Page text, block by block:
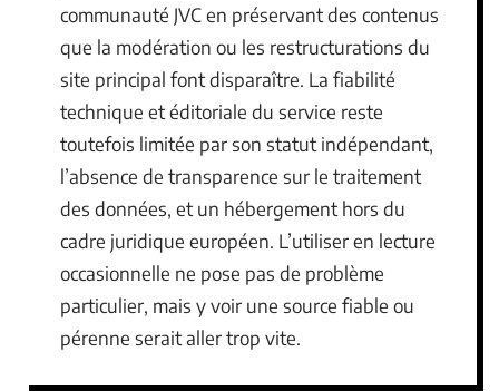
communauté JVC en préservant des contenus
que la modération ou les restructurations du
site principal font disparaître. La fiabilité
technique et éditoriale du service reste
toutefois limitée par son statut indépendant,
l’absence de transparence sur le traitement
des données, et un hébergement hors du
cadre juridique européen. L’utiliser en lecture
occasionnelle ne pose pas de problème
particulier, mais y voir une source fiable ou
pérenne serait aller trop vite.